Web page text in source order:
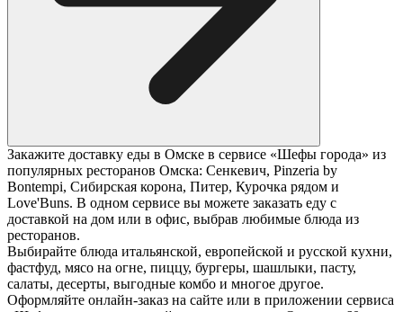
Закажите доставку еды в Омске в сервисе «Шефы города» из
популярных ресторанов Омска: Сенкевич, Pinzeria by
Bontempi, Сибирская корона, Питер, Курочка рядом и
Love'Buns. В одном сервисе вы можете заказать еду с
доставкой на дом или в офис, выбрав любимые блюда из
ресторанов.
Выбирайте блюда итальянской, европейской и русской кухни,
фастфуд, мясо на огне, пиццу, бургеры, шашлыки, пасту,
салаты, десерты, выгодные комбо и многое другое.
Оформляйте онлайн-заказ на сайте или в приложении сервиса